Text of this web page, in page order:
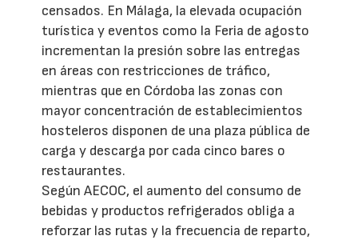
censados. En Málaga, la elevada ocupación
turística y eventos como la Feria de agosto
incrementan la presión sobre las entregas
en áreas con restricciones de tráfico,
mientras que en Córdoba las zonas con
mayor concentración de establecimientos
hosteleros disponen de una plaza pública de
carga y descarga por cada cinco bares o
restaurantes.
Según AECOC, el aumento del consumo de
bebidas y productos refrigerados obliga a
reforzar las rutas y la frecuencia de reparto,